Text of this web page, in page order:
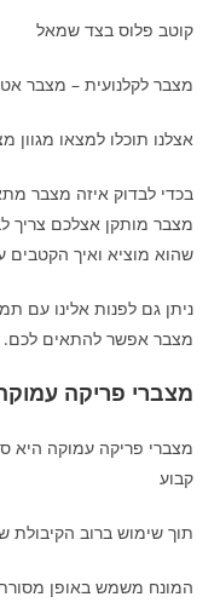
קוטב פלוס בצד שמאל
מצבר לקלנועית – מצבר
אצלנו תוכלו למצאו מגוון
בכדי לבדוק איזה מצבר
מצבר מותקן אצלכם צריך
שהוא מוציא ואיך הקטבים
ניתן גם לפנות אלינו עם
מצבר אפשר להתאים לכם.
מצברי פריקה
מצברי פריקה עמוקה היא
קבוע
תוך שימוש ברוב הקיבולת
המונח משמש באופן